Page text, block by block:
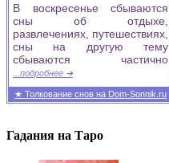
В воскресенье сбываются
сны об отдыхе,
развлечениях, путешествиях,
сны на другую тему
сбываются частично
...подробнее ➜
★ Толкование снов на Dom-Sonnik.ru
Гадания на Таро